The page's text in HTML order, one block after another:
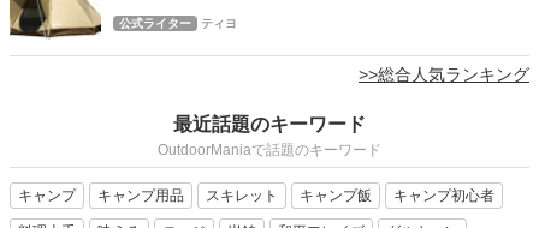
公式ライター ティヨ
>>総合人気ランキング
最近話題のキーワード
OutdoorManiaで話題のキーワード
キャンプ キャンプ用品 スキレット キャンプ飯 キャンプ初心者